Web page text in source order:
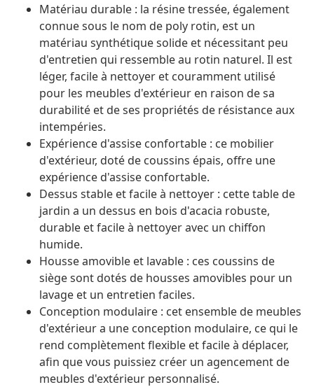
Matériau durable : la résine tressée, également
connue sous le nom de poly rotin, est un
matériau synthétique solide et nécessitant peu
d'entretien qui ressemble au rotin naturel. Il est
léger, facile à nettoyer et couramment utilisé
pour les meubles d'extérieur en raison de sa
durabilité et de ses propriétés de résistance aux
intempéries.
Expérience d'assise confortable : ce mobilier
d'extérieur, doté de coussins épais, offre une
expérience d'assise confortable.
Dessus stable et facile à nettoyer : cette table de
jardin a un dessus en bois d'acacia robuste,
durable et facile à nettoyer avec un chiffon
humide.
Housse amovible et lavable : ces coussins de
siège sont dotés de housses amovibles pour un
lavage et un entretien faciles.
Conception modulaire : cet ensemble de meubles
d'extérieur a une conception modulaire, ce qui le
rend complètement flexible et facile à déplacer,
afin que vous puissiez créer un agencement de
meubles d'extérieur personnalisé.